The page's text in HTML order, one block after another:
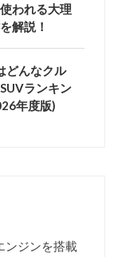
われる大理
解説！
どんなクル
ランキン
年度版)
ンジンを搭載